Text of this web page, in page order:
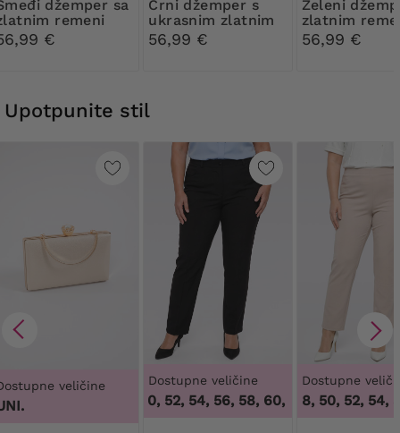
sa
remeni
€
Crni džemper s
ukrasnim zlatnim
remeni
56,99 €
Zeleni džemper sa
zlatnim
56,99 €
Upotpunite stil
veličine Dostupne veličine
48, 50, 52, 54, 56, 58, 60,48, 50, 52, 54,
Dostupne
46, 48, 50, 52, 54,